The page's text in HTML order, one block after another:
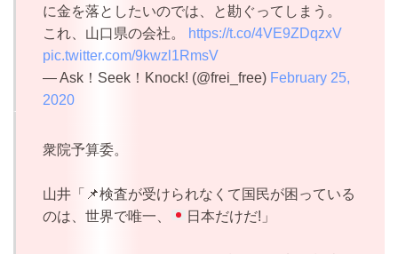
に金を落としたいのでは、と勘ぐってしまう。
これ、山口県の会社。
https://t.co/4VE9ZDqzxV
pic.twitter.com/9kwzl1RmsV
— Ask！Seek！Knock! (@frei_free) February 25,
2020
衆院予算委。
山井「 📌検査が受けられなくて国民が困っている
のは、世界で唯一、
日本だけだ!」